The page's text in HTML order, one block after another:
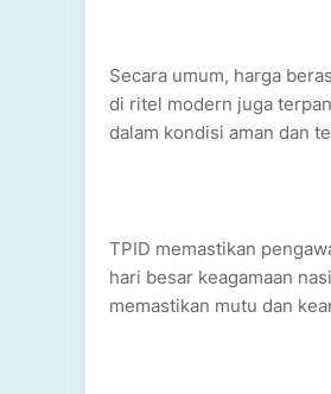
Secara umum, harga
di ritel modern juga
dalam kondisi aman dan
TPID memastikan
hari besar keagamaan
memastikan mutu dan